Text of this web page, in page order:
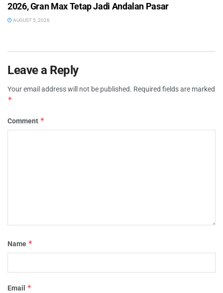
2026, Gran Max Tetap Jadi Andalan Pasar
AUGUST 5, 2026
Leave a Reply
Your email address will not be published. Required fields are marked
*
Comment *
Name *
Email *